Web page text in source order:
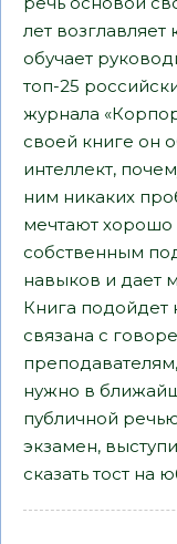
лет возглавляет
обучает
топ-25
журнала
своей книге он
интеллект,
ним никаких
мечтают хорошо
собственным
навыков и дает
Книга подойдет
связана с
нужно в
публичной
экзамен,
сказать тост на